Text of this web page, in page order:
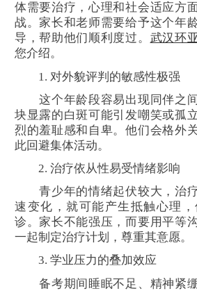
体需要治疗，心理和社会适应方
战。家长和老师需要给予这个年
导，帮助他们顺利度过。 武汉环
您介绍。
1. 对外貌评判的敏感性极强
这个年龄段容易出现同伴之间
块显露的白斑可能引发嘲笑或孤
烈的羞耻感和自卑。他们会格外
此回避集体活动。
2. 治疗依从性易受情绪影响
青少年的情绪起伏较大，治疗
速变化，就可能产生抵触心理
诊。家长不能强压，而要用平等
一起制定治疗计划，尊重其意愿。
3. 学业压力的叠加效应
备考期间睡眠不足、精神紧绷